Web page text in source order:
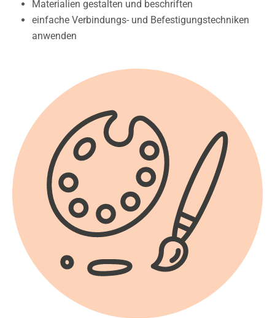
Materialien gestalten und beschriften
einfache Verbindungs- und Befestigungstechniken
anwenden